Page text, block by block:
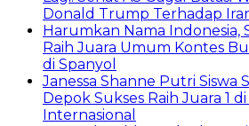
Donald Trump Terhadap
Harumkan Nama Indonesia,
Raih Juara Umum Kontes
di Spanyol
Janessa Shanne Putri Siswa
Depok Sukses Raih Juara 1
Internasional